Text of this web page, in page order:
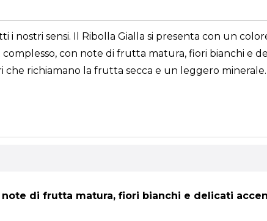
i nostri sensi. Il Ribolla Gialla si presenta con un
con note di frutta matura, fiori bianchi e
richiamano la frutta secca e un leggero minerale.
di frutta matura, fiori bianchi e delicati